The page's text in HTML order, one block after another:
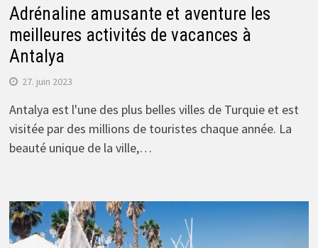
Adrénaline amusante et aventure les
meilleures activités de vacances à
Antalya
27. juin 2023
Antalya est l'une des plus belles villes de Turquie et est
visitée par des millions de touristes chaque année. La
beauté unique de la ville,…